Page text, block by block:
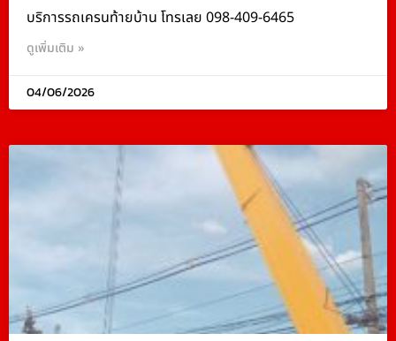
บริการรถเครนท้ายบ้าน โทรเลย 098-409-6465
ดูเพิ่มเติม »
04/06/2026